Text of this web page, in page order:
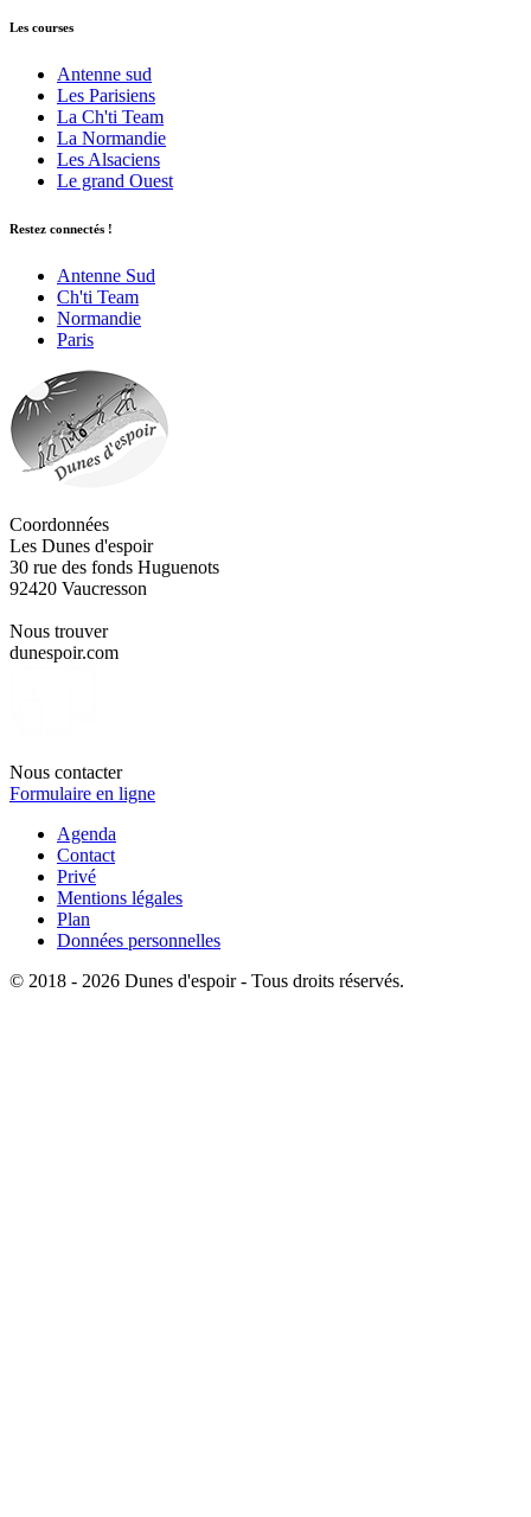
Les courses
Antenne sud
Les Parisiens
La Ch'ti Team
La Normandie
Les Alsaciens
Le grand Ouest
Restez connectés !
Antenne Sud
Ch'ti Team
Normandie
Paris
Coordonnées
Les Dunes d'espoir
30 rue des fonds Huguenots
92420 Vaucresson
Nous trouver
dunespoir.com
Nous contacter
Formulaire en ligne
Agenda
Contact
Privé
Mentions légales
Plan
Données personnelles
© 2018 - 2026 Dunes d'espoir - Tous droits réservés.